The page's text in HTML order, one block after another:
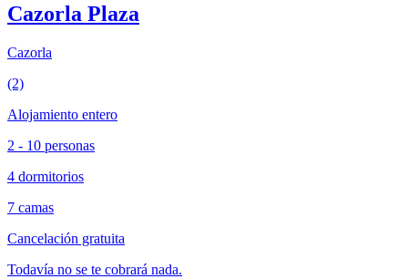
Cazorla Plaza
Cazorla
(2)
Alojamiento entero
2 - 10 personas
4 dormitorios
7 camas
Cancelación gratuita
Todavía no se te cobrará nada.